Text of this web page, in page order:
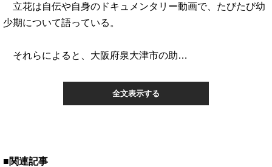
立花は自伝や自身のドキュメンタリー動画で、たびたび幼
少期について語っている。
それらによると、大阪府泉大津市の助…
全文表示する
■関連記事